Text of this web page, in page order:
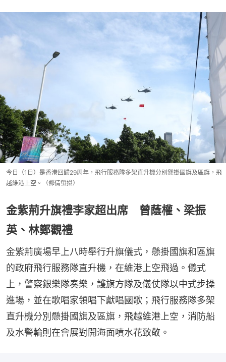
今日（1日）是香港回歸29周年，飛行服務隊多架直升機分別懸掛國旗及區旗，飛
越維港上空。（鄧倩螢攝）
金紫荊升旗禮李家超出席 曾蔭權、梁振
英、林鄭觀禮
金紫荊廣場早上八時舉行升旗儀式，懸掛國旗和區旗
的政府飛行服務隊直升機，在維港上空飛過。儀式
上，警察銀樂隊奏樂，護旗方隊及儀仗隊以中式步操
進場，並在歌唱家領唱下獻唱國歌；飛行服務隊多架
直升機分別懸掛國旗及區旗，飛越維港上空，消防船
及水警輪則在會展對開海面噴水花致敬。